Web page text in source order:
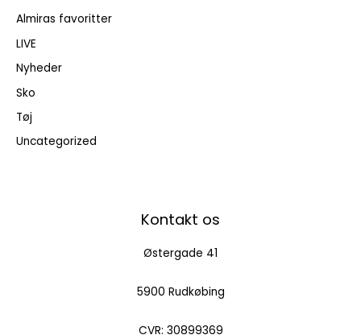
r
:
Almiras favoritter
LIVE
Nyheder
Sko
Tøj
Uncategorized
Kontakt os
Østergade 41
5900 Rudkøbing
CVR: 30899369